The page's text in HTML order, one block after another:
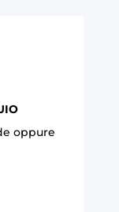
oppure